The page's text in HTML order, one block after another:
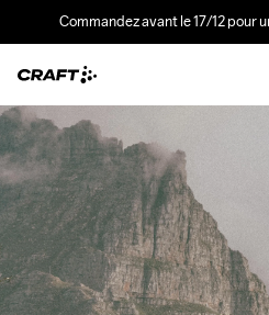
Commandez avant le 17/12 pour